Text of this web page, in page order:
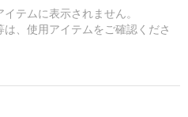
テムに表示されません。
、使用アイテムをご確認くださ